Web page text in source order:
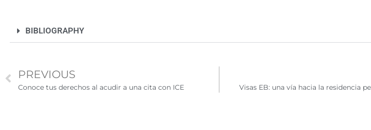
BIBLIOGRAPHY
PREVIOUS
Conoce tus derechos al acudir a una cita con ICE